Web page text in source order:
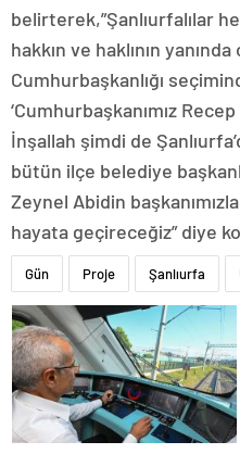
belirterek,”Şanlıurfalılar
hakkın ve haklının
Cumhurbaşkanlığı
‘Cumhurbaşkanımız
İnşallah şimdi de
bütün ilçe belediye
Zeynel Abidin
hayata geçireceğiz” diye
Gün Proje Şanlıurfa